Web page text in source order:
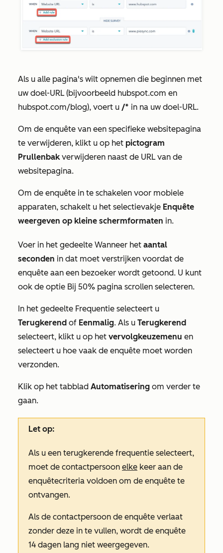
Als u alle pagina's wilt opnemen die beginnen met
uw doel-URL (bijvoorbeeld hubspot.com en
hubspot.com/blog), voert u /* in na uw doel-URL.
Om de enquête van een specifieke websitepagina
te verwijderen, klikt u op het pictogram
Prullenbakverwijderen naast de URL van de
websitepagina.
Om de enquête in te schakelen voor mobiele
apparaten, schakelt u het selectievakje Enquête
weergeven op kleine schermformaten in.
Voer in het gedeelte Wanneer het aantal
seconden in dat moet verstrijken voordat de
enquête aan een bezoeker wordt getoond. U kunt
ook de optie Bij 50% pagina scrollen selecteren.
In het gedeelte Frequentie selecteert u
Terugkerend of Eenmalig. Als u Terugkerend
selecteert, klikt u op het vervolgkeuzemenu en
selecteert u hoe vaak de enquête moet worden
verzonden.
Klik op het tabblad Automatisering om verder te
gaan.
Let op:
Als u een terugkerende frequentie selecteert,
moet de contactpersoon elke keer aan de
enquêtecriteria voldoen om de enquête te
ontvangen.
Als de contactpersoon de enquête verlaat
zonder deze in te vullen, wordt de enquête
14 dagen lang niet weergegeven.